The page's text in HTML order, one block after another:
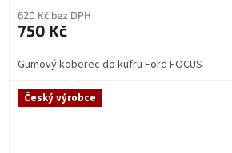
620 Kč bez DPH
750 Kč
Gumový koberec do kufru Ford FOCUS
Český výrobce